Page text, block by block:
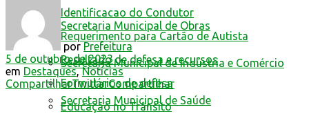
Identificacao do Condutor
Requerimento para Cartão de Autista
Resultado de defesa e recursos
Formulários de defesa
Educação no Trânsito
Secretaria Municipal de Obras
Secretaria Municipal de Indústria e Comércio
Secretaria Municipal de Saúde
por Prefeitura
5 de outubro de 2023
em Destaques,Notícias
CompartilharTwittarCompartilhar